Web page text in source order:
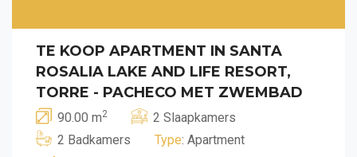
TE KOOP APARTMENT IN SANTA
ROSALIA LAKE AND LIFE RESORT,
TORRE - PACHECO MET ZWEMBAD
90.00 m2
2 Slaapkamers
2 Badkamers
Type: Apartment